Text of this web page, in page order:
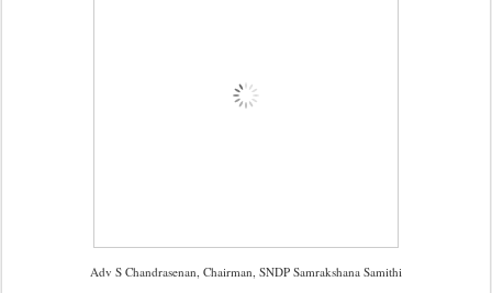
Adv S Chandrasenan, Chairman, SNDP Samrakshana Samithi